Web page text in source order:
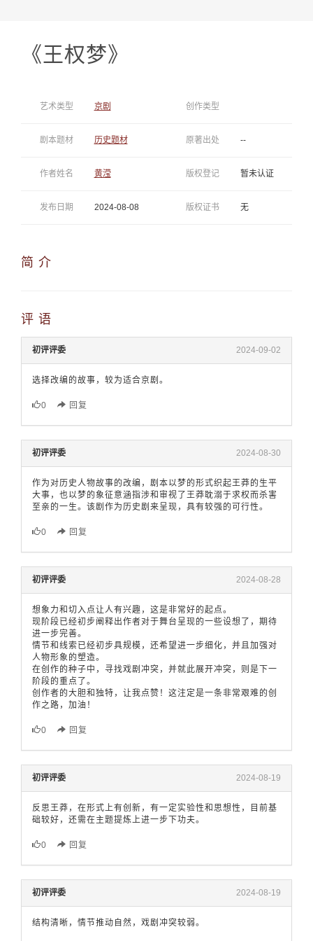
《王权梦》
艺术类型 京剧 创作类型
剧本题材 历史题材 原著出处 --
作者姓名 黄滢 版权登记 暂未认证
发布日期 2024-08-08 版权证书 无
简 介
评 语
初评评委 2024-09-02
选择改编的故事，较为适合京剧。
0 回复
初评评委 2024-08-30
作为对历史人物故事的改编，剧本以梦的形式织起王莽的生平
大事，也以梦的象征意涵指涉和审视了王莽耽溺于求权而杀害
至亲的一生。该剧作为历史剧来呈现，具有较强的可行性。
0 回复
初评评委 2024-08-28
想象力和切入点让人有兴趣，这是非常好的起点。
现阶段已经初步阐释出作者对于舞台呈现的一些设想了，期待
进一步完善。
情节和线索已经初步具规模，还希望进一步细化，并且加强对
人物形象的塑造。
在创作的种子中，寻找戏剧冲突，并就此展开冲突，则是下一
阶段的重点了。
创作者的大胆和独特，让我点赞！这注定是一条非常艰难的创
作之路，加油！
0 回复
初评评委 2024-08-19
反思王莽，在形式上有创新，有一定实验性和思想性，目前基
础较好，还需在主题提炼上进一步下功夫。
0 回复
初评评委 2024-08-19
结构清晰，情节推动自然，戏剧冲突较弱。